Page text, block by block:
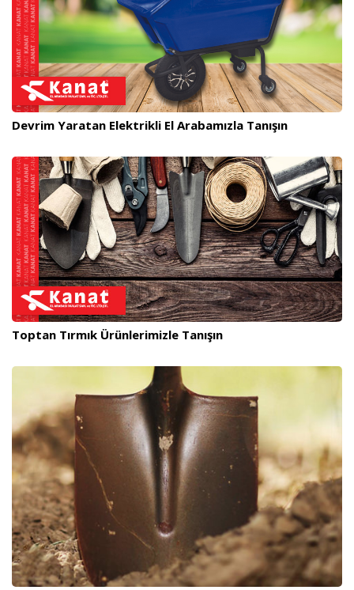
Devrim Yaratan Elektrikli El Arabamızla Tanışın
Toptan Tırmık Ürünlerimizle Tanışın